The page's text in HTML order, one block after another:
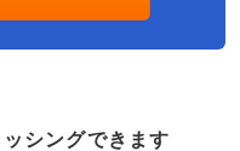
シングできます